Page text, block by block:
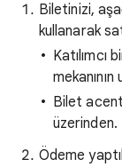
Biletinizi,
kullanarak
Katılımcı
Bilet
üzerinden.
Ödeme